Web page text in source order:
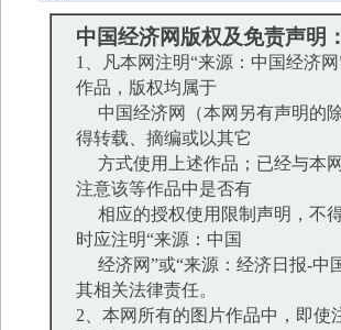
中国经济网版权及免责声明：
1、凡本网注明“来源：中国经济
作品，版权均属于
中国经济网（本网另有声明的
得转载、摘编或以其它
方式使用上述作品；已经与本
注意该等作品中是否有
相应的授权使用限制声明，不
时应注明“来源：中国
经济网”或“来源：经济日报-中
其相关法律责任。
2、本网所有的图片作品中，即使